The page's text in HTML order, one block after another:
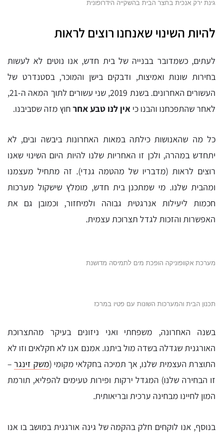
גינת ירק אנכית בחצר הבית בהשקייה הידרופונית
להיות השינוי שאנחנו רוצים לראות
לעתים, כשמדובר בבנייה של בית חדש, אנו נוטים לא לעשות
בחירות שונות ואמיצות, ודבקים בישן והמוכר, בסטנדרט של
העשורים האחרונים. בשנת 2019, שני עשורים לתוך המאה ה-21,
לאחר שהתפכחנו והבנו כי אין לנו טבע אחר חוץ מזה שסביבנו.
כל מה שהאנושות כילתה במאות האחרונות ביבשה ובים, לא
יתחדש במהרה, ולכן זו האחריות שלנו להיות היום השינוי שאנו
רוצים לראות (מדבריו של מהטמה גנדי). זה מתחיל מעצמנו
ומהבית שלנו. מי שמתכנן בית חדש, מומלץ שישקול מערכות
חכמות ליעילות אנרגטית גבוהה ולמיחזור, וכמובן גם את
האפשרות והזכות לגדל תצרוכת עצמית.
מערכת אקוופוניקה הופכת מים לתמיסה מדושנת
תכנון הבית והמערכות השונות עם פטיו במרכז
בשנה האחרונה, משפחתי ואני ניזונים בעיקר מהתצרוכת
האורגנית שגדלה בשדה מול ביתנו. אמנם אנו לא חקלאים וזו לא
התוצרת העצמית שלנו, אך תמיכה בחקלאי מקומי (משק זינגר–
זו הבחירה שלנו) המגדל ירקות ופירות טעימים להפליא, תורמת
המון לחיינו מבחינה ערכית ובריאותית.
בנוסף, אנו לוקחים חלק בהקמה של גינה אורגנית במושב בו אנו